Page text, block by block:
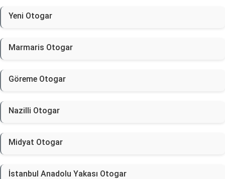
Yeni Otogar
Marmaris Otogar
Göreme Otogar
Nazilli Otogar
Midyat Otogar
İstanbul Anadolu Yakası Otogar